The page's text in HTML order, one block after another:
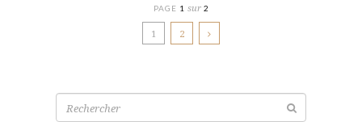
PAGE 1 sur 2
1 2
Recherche
pour: